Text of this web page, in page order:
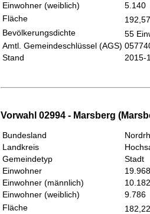
Einwohner (weiblich)
5.140
Fläche
Bevölkerungsdichte
55
Amtl. Gemeindeschlüssel (AGS)
Stand
2015-
Vorwahl 02994 - Marsberg
Bundesland
Landkreis
Gemeindetyp
Stadt
Einwohner
19.968
Einwohner (männlich)
10.182
Einwohner (weiblich)
9.786
Fläche